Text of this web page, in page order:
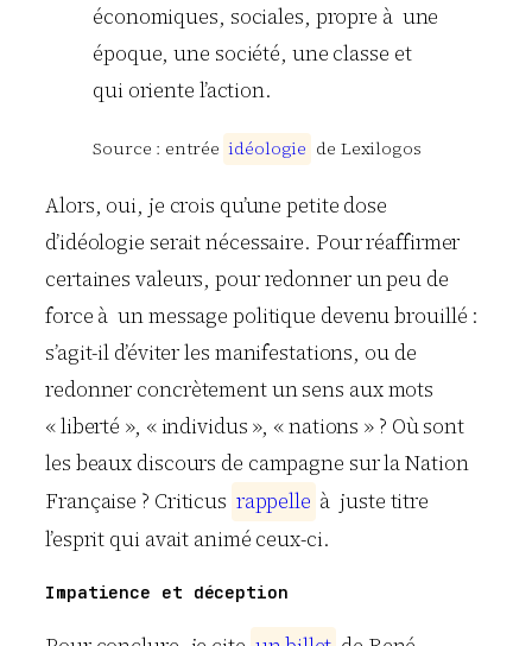
économiques, sociales, propre à une
époque, une société, une classe et
qui oriente l’action.
Source : entrée idéologie de Lexilogos
Alors, oui, je crois qu’une petite dose
d’idéologie serait nécessaire. Pour réaffirmer
certaines valeurs, pour redonner un peu de
force à un message politique devenu brouillé :
s’agit-il d’éviter les manifestations, ou de
redonner concrètement un sens aux mots
« liberté », « individus », « nations » ? Où sont
les beaux discours de campagne sur la Nation
Française ? Criticus rappelle à juste titre
l’esprit qui avait animé ceux-ci.
Impatience et déception